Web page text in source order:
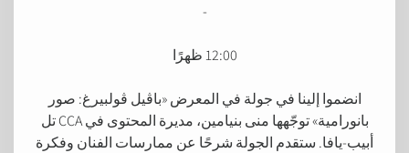
-
12:00 ظهرًا
انضموا إلينا في جولة في المعرض «باڤيل ڤولبيرغ: صور
بانورامية» توجّهها منى بنيامين، مديرة المحتوى في CCA تل
أبيب-يافا. ستقدم الجولة شرحًا عن ممارسات الفنان وفكرة